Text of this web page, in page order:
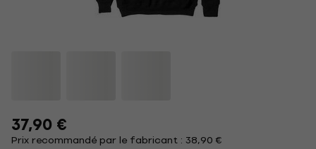
37,90 €
Prix recommandé par le fabricant : 38,90 €